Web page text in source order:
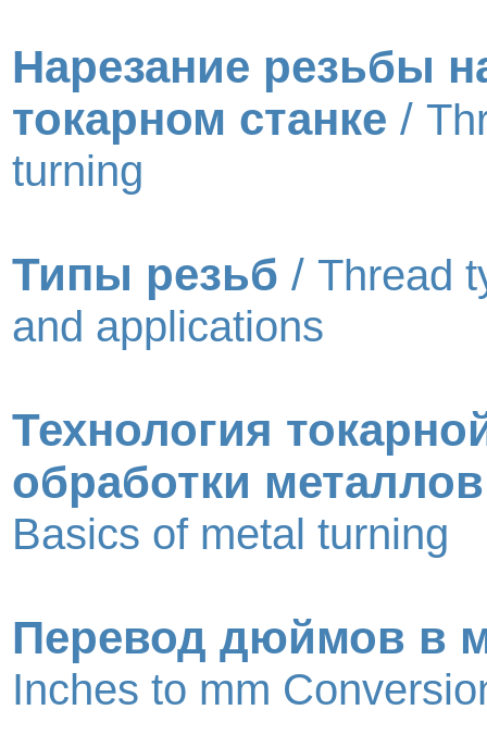
Нарезание резьбы
токарном станке /
turning
Типы резьб / Thread
and applications
Технология
обработки металлов
Basics of metal turning
Перевод дюймов в
Inches to mm